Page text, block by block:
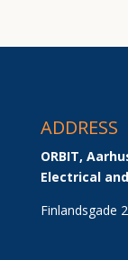
ADDRESS
ORBIT,
Electrical
Finlandsgade